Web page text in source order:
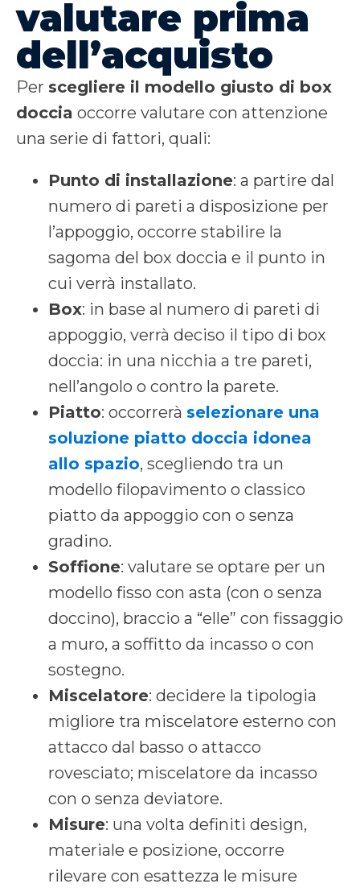
valutare prima
dell’acquisto
Per scegliere il modello giusto di box
doccia occorre valutare con attenzione
una serie di fattori, quali:
Punto di installazione: a partire dal
numero di pareti a disposizione per
l’appoggio, occorre stabilire la
sagoma del box doccia e il punto in
cui verrà installato.
Box: in base al numero di pareti di
appoggio, verrà deciso il tipo di box
doccia: in una nicchia a tre pareti,
nell’angolo o contro la parete.
Piatto: occorrerà selezionare una
soluzione piatto doccia idonea
allo spazio, scegliendo tra un
modello filopavimento o classico
piatto da appoggio con o senza
gradino.
Soffione: valutare se optare per un
modello fisso con asta (con o senza
doccino), braccio a “elle” con fissaggio
a muro, a soffitto da incasso o con
sostegno.
Miscelatore: decidere la tipologia
migliore tra miscelatore esterno con
attacco dal basso o attacco
rovesciato; miscelatore da incasso
con o senza deviatore.
Misure: una volta definiti design,
materiale e posizione, occorre
rilevare con esattezza le misure